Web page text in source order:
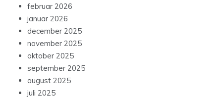
februar 2026
januar 2026
december 2025
november 2025
oktober 2025
september 2025
august 2025
juli 2025